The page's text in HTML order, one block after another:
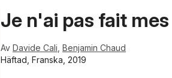
Je n'ai pas fait
Av Davide Cali Benjamin Chaud
Häftad, Franska, 2019